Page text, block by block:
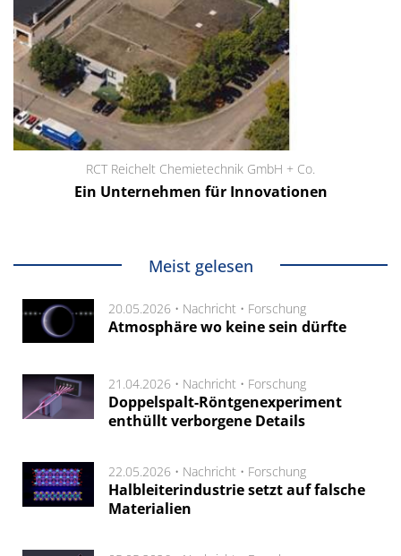
RCT Reichelt Chemietechnik GmbH + Co.
Ein Unternehmen für Innovationen
Meist gelesen
20.05.2026 • Nachricht • Forschung
Atmosphäre wo keine sein dürfte
21.04.2026 • Nachricht • Forschung
Doppelspalt-Röntgenexperiment
enthüllt verborgene Details
22.05.2026 • Nachricht • Forschung
Halbleiterindustrie setzt auf falsche
Materialien